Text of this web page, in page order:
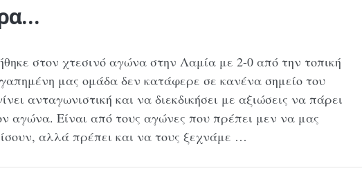
στον χτεσινό αγώνα στην Λαμία με 2-0 από την τοπική
μας ομάδα δεν κατάφερε σε κανένα σημείο του
ανταγωνιστική και να διεκδικήσει με αξιώσεις να πάρει
αγώνα. Είναι από τους αγώνες που πρέπει μεν να μας
αλλά πρέπει και να τους ξεχνάμε …